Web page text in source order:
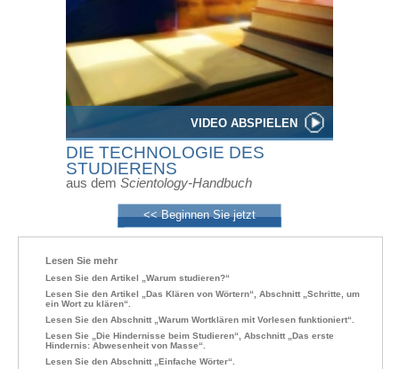
VIDEO ABSPIELEN
DIE TECHNOLOGIE DES
STUDIERENS
aus dem Scientology-Handbuch
<< Beginnen Sie jetzt
Lesen Sie mehr
Lesen Sie den Artikel „Warum studieren?“
Lesen Sie den Artikel „Das Klären von Wörtern“, Abschnitt „Schritte, um
ein Wort zu klären“.
Lesen Sie den Abschnitt „Warum Wortklären mit Vorlesen funktioniert“.
Lesen Sie „Die Hindernisse beim Studieren“, Abschnitt „Das erste
Hindernis: Abwesenheit von Masse“.
Lesen Sie den Abschnitt „Einfache Wörter“.